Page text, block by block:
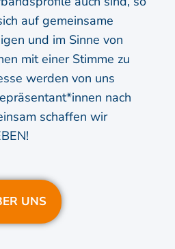
auf gemeinsame
und im Sinne von
mit einer Stimme zu
werden von uns
nach
schaffen wir
UNS